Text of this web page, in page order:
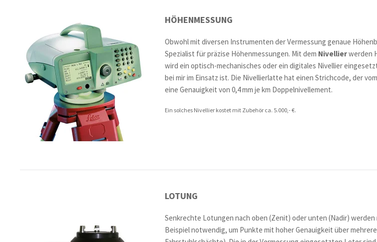
HÖHENMESSUNG
Obwohl mit diversen Instrumenten der Vermessung genaue
Spezialist für präzise Höhenmessungen. Mit dem Nivellierwerden
wird ein optisch-mechanisches oder ein digitales Nivellier
bei mir im Einsatz ist. Die Nivellierlatte hat einen Strichcode, der
eine Genauigkeit von 0,4 mm je km Doppelnivellement.
Ein solches Nivellier kostet mit Zubehör ca. 5.000,- €.
LOTUNG
Senkrechte Lotungen nach oben (Zenit) oder unten (Nadir)
Beispiel notwendig, um Punkte mit hoher Genauigkeit über